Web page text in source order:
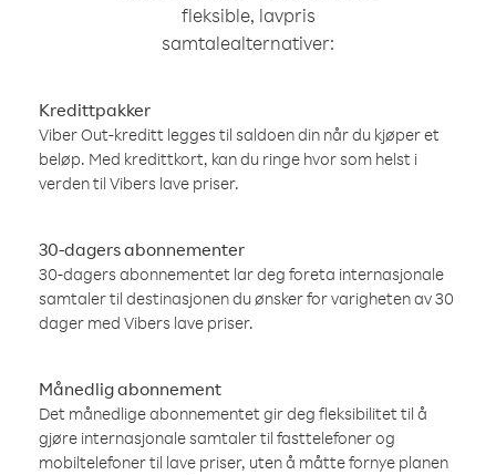
fleksible, lavpris
samtalealternativer:
Kredittpakker
Viber Out-kreditt legges til saldoen din når du kjøper et
beløp. Med kredittkort, kan du ringe hvor som helst i
verden til Vibers lave priser.
30-dagers abonnementer
30-dagers abonnementet lar deg foreta internasjonale
samtaler til destinasjonen du ønsker for varigheten av 30
dager med Vibers lave priser.
Månedlig abonnement
Det månedlige abonnementet gir deg fleksibilitet til å
gjøre internasjonale samtaler til fasttelefoner og
mobiltelefoner til lave priser, uten å måtte fornye planen